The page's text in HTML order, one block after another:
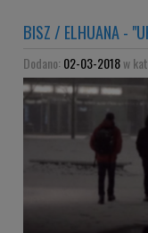
BISZ / ELHUANA -
Dodano: 02-03-2018w